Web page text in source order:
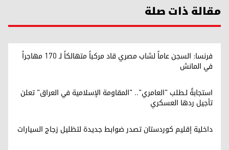
مقالة ذات صلة
فرنسا: السجن عاماً لشاب مصري قاد مركباً متهالكاً لـ 170 مهاجراً
في المانش
استجابةً لـطلب "العامري".. "المقاومة الإسلامية في العراق" تعلن
تأجيل ردها العسكري
داخلية إقليم كوردستان تصدر ضوابط جديدة لتظليل زجاج السيارات